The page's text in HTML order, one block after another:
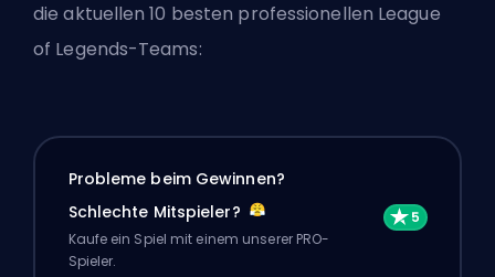
die aktuellen 10 besten professionellen League
of Legends-Teams:
Probleme beim Gewinnen?
Schlechte Mitspieler?
Kaufe ein Spiel mit einem unserer PRO-
Spieler.